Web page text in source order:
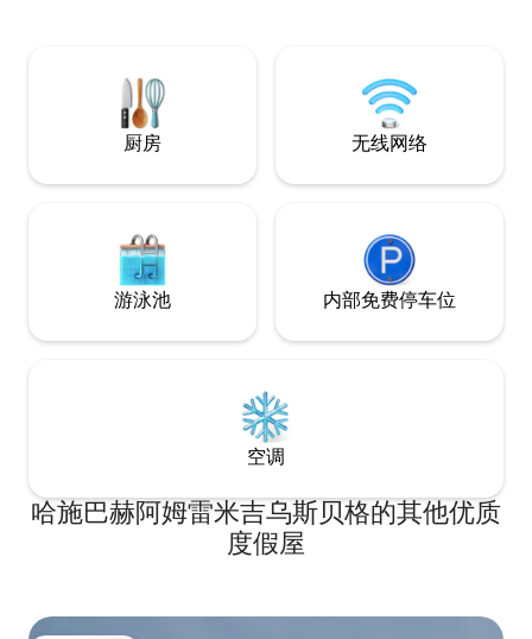
厨房 无线网络
游泳池 内部免费停车位
空调
哈施巴赫阿姆雷米吉乌斯贝格的其他优质
度假屋